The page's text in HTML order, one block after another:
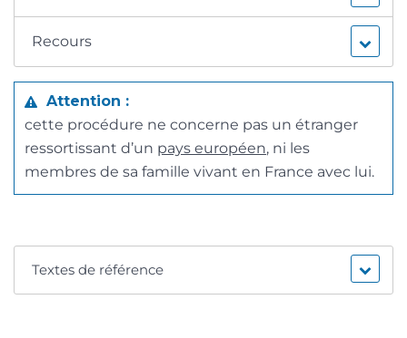
Recours
Attention :
cette procédure ne concerne pas un étranger
ressortissant d’un pays européen, ni les
membres de sa famille vivant en France avec lui.
Textes de référence